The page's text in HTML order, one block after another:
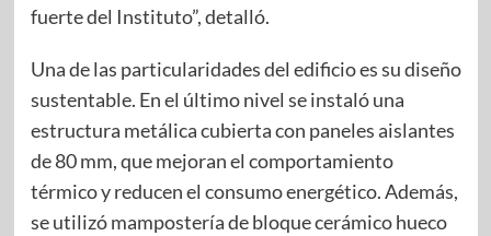
fuerte del Instituto”, detalló.
Una de las particularidades del edificio es su diseño
sustentable. En el último nivel se instaló una
estructura metálica cubierta con paneles aislantes
de 80 mm, que mejoran el comportamiento
térmico y reducen el consumo energético. Además,
se utilizó mampostería de bloque cerámico hueco